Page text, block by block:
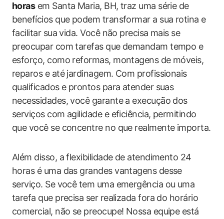
horasem Santa Maria, BH, traz uma série de
benefícios que podem transformar a sua rotina e
facilitar sua vida. Você não precisa mais se
preocupar com tarefas que demandam tempo e
esforço, como reformas, montagens de móveis,
reparos e até jardinagem. Com profissionais
qualificados e prontos para atender suas
necessidades, você garante a execução dos
serviços com agilidade e eficiência, permitindo
que você se concentre no que realmente importa.
Além disso, a flexibilidade de atendimento 24
horas é uma das grandes vantagens desse
serviço. Se você tem uma emergência ou uma
tarefa que precisa ser realizada fora do horário
comercial, não se preocupe! Nossa equipe está